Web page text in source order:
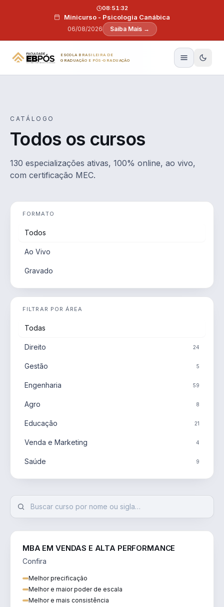
Minicurso - Psicologia Canábica
06/08/2026
08:51:31
Saiba Mais →
ESCOLA BRASILEIRA DE
GRADUAÇÃO E PÓS-GRADUAÇÃO
CATÁLOGO
Todos os cursos
130 especializações ativas, 100% online, ao vivo,
com certificação MEC.
FORMATO
Todos
Ao Vivo
Gravado
FILTRAR POR ÁREA
Todas
Direito 24
Gestão 5
Engenharia 59
Agro 8
Educação 21
Venda e Marketing 4
Saúde 9
MBA EM VENDAS E ALTA PERFORMANCE
Confira
Melhor precificação
Melhor e maior poder de escala
Melhor e mais consistência